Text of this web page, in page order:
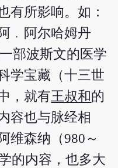
有所影响。如：
﹒阿尔哈姆丹
部波斯文的医学
学宝藏（十三世
，就有王叔和的
容也与脉经相
维森纳（980～
的内容，也多大